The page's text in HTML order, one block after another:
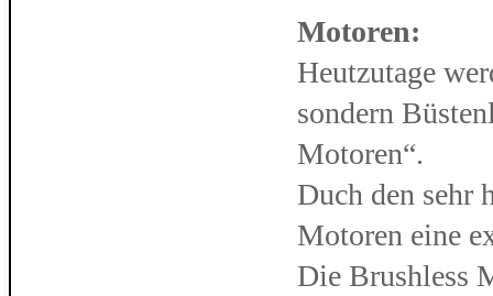
Motoren:
Heutzutage
sondern
Motoren“.
Duch den sehr
Motoren eine
Die Brushless